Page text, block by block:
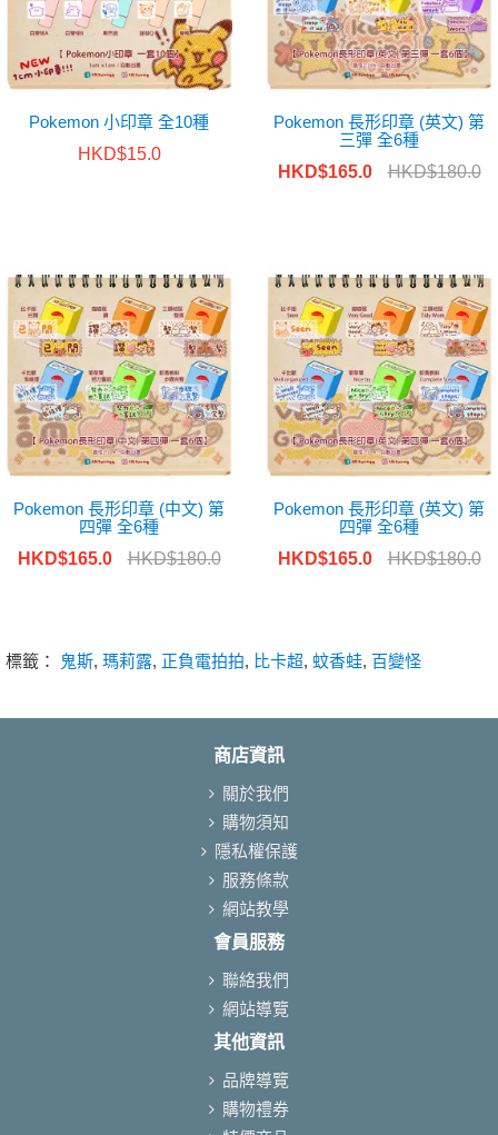
Pokemon 小印章 全10種
HKD$15.0
Pokemon 長形印章 (英文) 第
三彈 全6種
HKD$165.0
HKD$180.0
Pokemon 長形印章 (中文) 第
四彈 全6種
HKD$165.0
HKD$180.0
Pokemon 長形印章 (英文) 第
四彈 全6種
HKD$165.0
HKD$180.0
標籤： 鬼斯, 瑪莉露, 正負電拍拍, 比卡超, 蚊香蛙, 百變怪
商店資訊
關於我們
購物須知
隱私權保護
服務條款
網站教學
會員服務
聯絡我們
網站導覽
其他資訊
品牌導覽
購物禮券